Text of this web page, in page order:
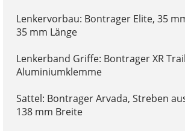
Lenkervorbau: Bontrager Elite, 35
35 mm Länge
Lenkerband Griffe: Bontrager XR
Aluminiumklemme
Sattel: Bontrager Arvada, Streben
138 mm Breite